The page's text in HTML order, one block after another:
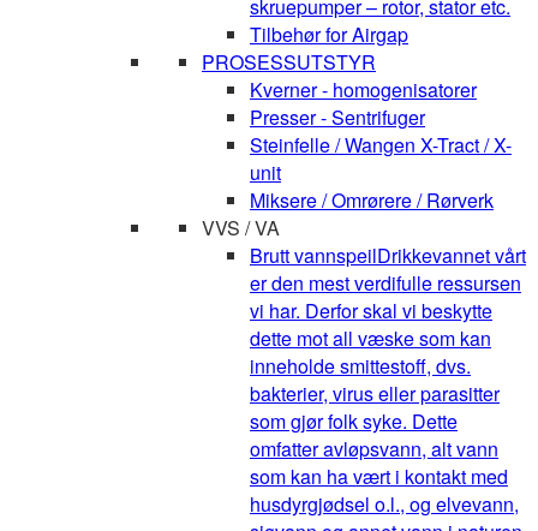
skruepumper – rotor, stator etc.
Tilbehør for Airgap
PROSESSUTSTYR
Kverner - homogenisatorer
Presser - Sentrifuger
Steinfelle / Wangen X-Tract / X-
unit
Miksere / Omrørere / Rørverk
VVS / VA
Brutt vannspeilDrikkevannet vårt
er den mest verdifulle ressursen
vi har. Derfor skal vi beskytte
dette mot all væske som kan
inneholde smittestoff, dvs.
bakterier, virus eller parasitter
som gjør folk syke. Dette
omfatter avløpsvann, alt vann
som kan ha vært i kontakt med
husdyrgjødsel o.l., og elvevann,